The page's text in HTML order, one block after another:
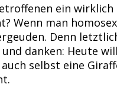
ein
Wenn man
Denn
danken: Heute
selbst eine